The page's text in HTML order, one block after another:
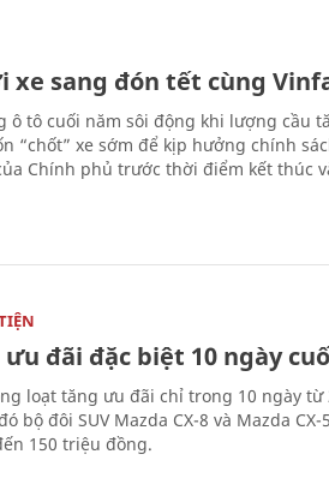
xe sang đón tết cùng
ô tô cuối năm sôi động khi lượng cầu
“chốt” xe sớm để kịp hưởng chính
Chính phủ trước thời điểm kết thúc
ưu đãi đặc biệt 10 ngày
loạt tăng ưu đãi chỉ trong 10 ngày từ
bộ đôi SUV Mazda CX-8 và Mazda
150 triệu đồng.